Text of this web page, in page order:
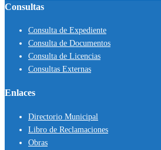
Consultas
Consulta de Expediente
Consulta de Documentos
Consulta de Licencias
Consultas Externas
Enlaces
Directorio Municipal
Libro de Reclamaciones
Obras